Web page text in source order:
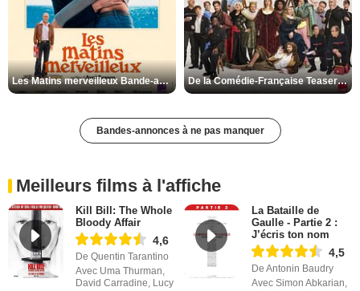
Les Matins merveilleux Bande-annonce VF De la Comédie-Française Teaser VF
Bandes-annonces à ne pas manquer
Meilleurs films à l'affiche
Kill Bill: The Whole
Bloody Affair
4,6
De Quentin Tarantino
Avec Uma Thurman,
David Carradine, Lucy
La Bataille de
Gaulle - Partie 2 :
J’écris ton nom
4,5
De Antonin Baudry
Avec Simon Abkarian,